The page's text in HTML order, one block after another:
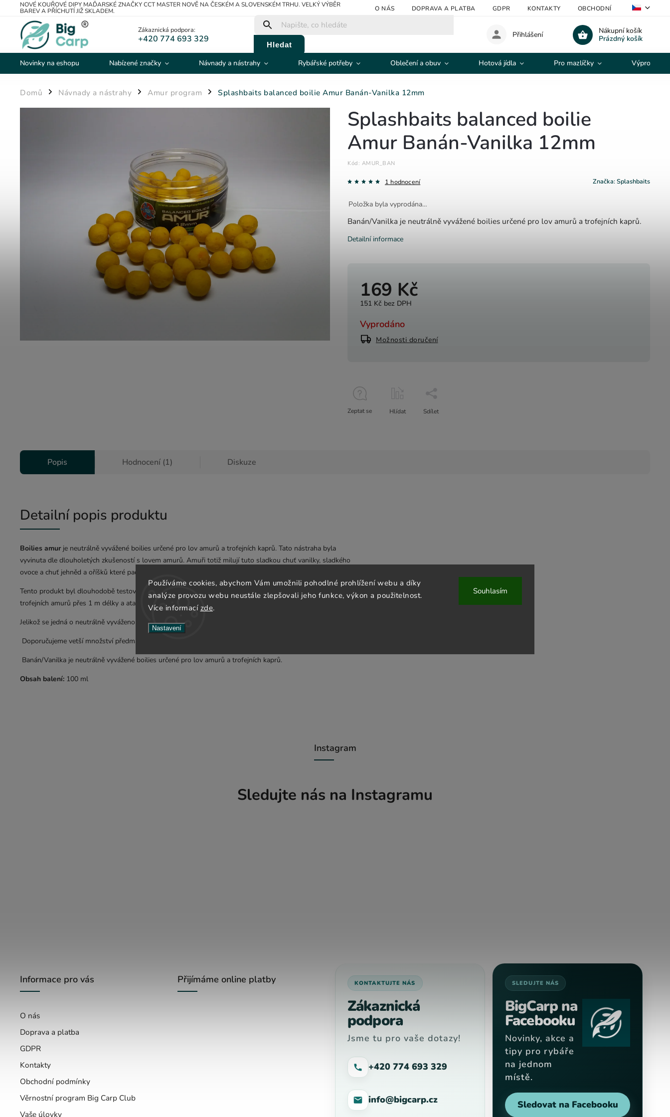
Používáme cookies, abychom Vám umožnili pohodlné prohlížení webu a díky
analýze provozu webu neustále zlepšovali jeho funkce, výkon a použitelnost.
Více informací zde.
Nastavení
Souhlasím
NOVÉ KOUŘOVÉ DIPY MAĎARSKÉ ZNAČKY CCT MASTER NOVĚ NA ČESKÉM A SLOVENSKÉM TRHU. VELKÝ VÝBĚR
BAREV A PŘÍCHUTÍ JIŽ SKLADEM.
O NÁS DOPRAVA A PLATBA GDPR KONTAKTY OBCHODNÍ PODMÍNKY
Zákaznická podpora:
+420 774 693 329
Hledat
Nákupní košík
Prázdný košík
Přihlášení
Novinky na eshopu Nabízené značky Návnady a nástrahy Rybářské potřeby Oblečení a obuv Hotová jídla Pro mazlíčky Výprodej
Domů / Návnady a nástrahy / Amur program / Splashbaits balanced boilie Amur Banán-Vanilka 12mm
169 Kč
151 Kč bez DPH
Vyprodáno
Možnosti doručení
Splashbaits balanced boilie
Amur Banán-Vanilka 12mm
Kód: AMUR_BAN
1 hodnocení Značka:Splashbaits
Položka byla vyprodána…
Banán/Vanilka je neutrálně vyvážené boilies určené pro lov amurů a trofejních kaprů.
Detailní informace
Zeptat se Hlídat Sdílet
Popis Hodnocení (1) Diskuze
Detailní popis produktu
Boilies amurje neutrálně vyvážené boilies určené pro lov amurů a trofejních kaprů. Tato nástraha byla
vyvinuta dle dlouholetých zkušeností s lovem amurů. Amuři totiž milují tuto sladkou chuť vanilky, sladkého
ovoce a chuť jehněd a oříšků které padají do vody z okolních stromů.
Tento produkt byl dlouhodobě testován na svazových řekách a pískovnách, kde bylo uloveno několik
trofejních amurů přes 1 m délky a atakujících až 25 kg hranici.
Jelikož se jedná o neutrálně vyváženou nástrahu, je potřeba při lovu amurů přizpůsobit i návnadu (krmení)
Doporučujeme vetší množství předmáčené pšenice, vařené kukuřice, konopí nebo řepky!!
Banán/Vanilka je neutrálně vyvážené boilies určené pro lov amurů a trofejních kaprů.
Obsah balení: 100 ml
Instagram
Sledujte nás na Instagramu
Informace pro vás
O nás
Doprava a platba
GDPR
Kontakty
Obchodní podmínky
Věrnostní program Big Carp Club
Vaše úlovky
Přijímáme online platby KONTAKTUJTE NÁS
Zákaznická
podpora
Jsme tu pro vaše dotazy!
+420 774 693 329
info@bigcarp.cz
SLEDUJTE NÁS
BigCarp na
Facebooku
Novinky, akce a
tipy pro rybáře
na jednom
místě.
Sledovat na Facebooku